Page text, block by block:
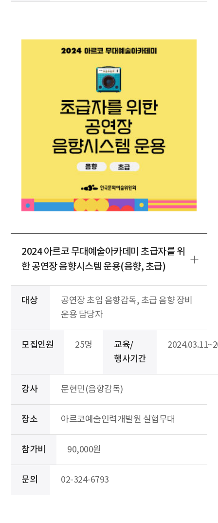
2024 아르코 무대예술아카데미 초급자를 위
한 공연장 음향시스템 운용(음향, 초급)
대상
공연장 초임 음향감독, 초급 음향 장비
운용 담당자
모집인원 25명
교육/
행사기간
강사 문현민(음향감독)
장소 아르코예술인력개발원 실험무대
참가비 90,000원
문의 02-324-6793